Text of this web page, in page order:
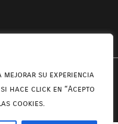
mejorar su experiencia
hace click en “Acepto
cookies.
ASSCJ